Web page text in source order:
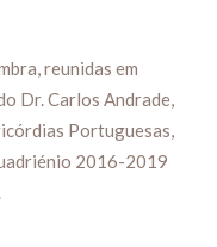
reunidas em
Dr. Carlos Andrade,
Portuguesas,
2016-2019